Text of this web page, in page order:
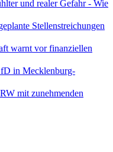
und realer Gefahr - Wie
Stellenstreichungen
warnt vor finanziellen
in Mecklenburg-
mit zunehmenden